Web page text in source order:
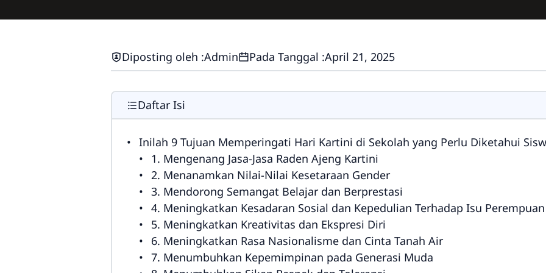
Diposting oleh :Admin Pada Tanggal :April 21, 2025
Daftar Isi
Inilah 9 Tujuan Memperingati Hari Kartini di Sekolah yang Perlu Diketahui
1. Mengenang Jasa-Jasa Raden Ajeng Kartini
2. Menanamkan Nilai-Nilai Kesetaraan Gender
3. Mendorong Semangat Belajar dan Berprestasi
4. Meningkatkan Kesadaran Sosial dan Kepedulian Terhadap Isu Perempuan
5. Meningkatkan Kreativitas dan Ekspresi Diri
6. Meningkatkan Rasa Nasionalisme dan Cinta Tanah Air
7. Menumbuhkan Kepemimpinan pada Generasi Muda